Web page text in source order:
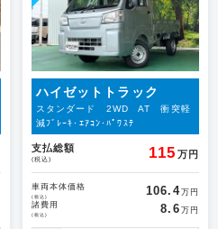
ハイゼットトラック
スタンダード 2WD AT 衝突軽
減ﾌﾞﾚｰｷ･ｴｱｺﾝ･ﾊﾟﾜｽﾃ
支払総額
(税込) 115 万円
車両本体価格
(税込) 106.4万円
諸費用
(税込) 8.6 万円